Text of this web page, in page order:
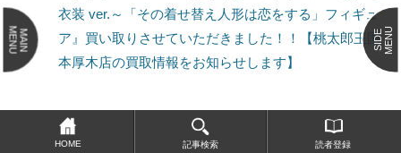
衣装 ver.～「その着せ替え人形は恋をする」フィギュ
ア』買い取りさせていただきました！！【桃太郎王国
本厚木店の買取情報をお知らせします】
MAIN
MENU SIDEMENU
HOME 記事検索 読者登録